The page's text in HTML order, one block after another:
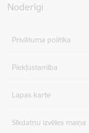
Noderīgi
Privātuma politika
Piekļūstamība
Lapas karte
Sīkdatņu izvēles maiņa